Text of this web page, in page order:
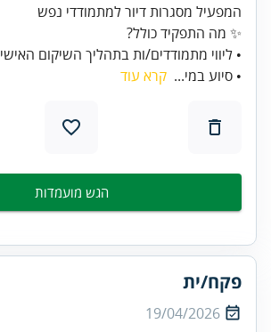
• ליווי מתמודדים/ות בתהליך השיקום האישי
• סיוע במי... קרא עוד
הגש מועמדות
פקח/ית
19/04/2026